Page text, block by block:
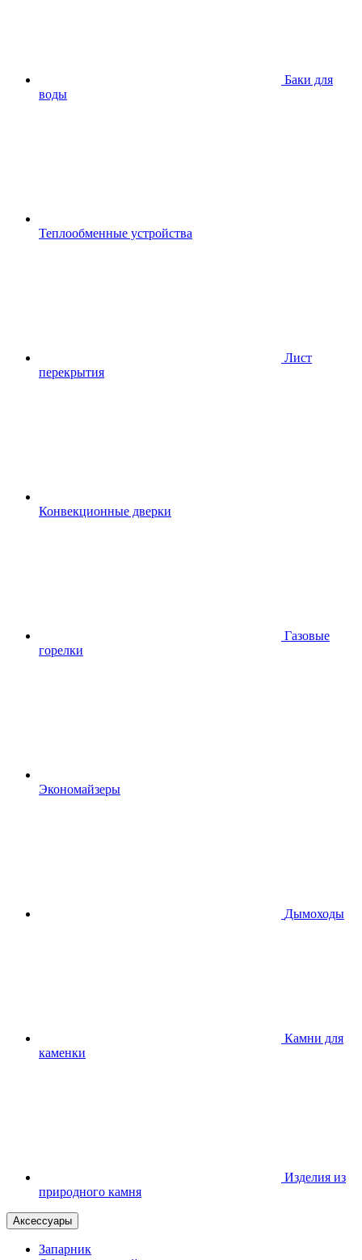
Баки для
воды
Теплообменные устройства
Лист
перекрытия
Конвекционные дверки
Газовые
горелки
Экономайзеры
Дымоходы
Камни для
каменки
Изделия из
природного камня
Аксессуары
Запарник